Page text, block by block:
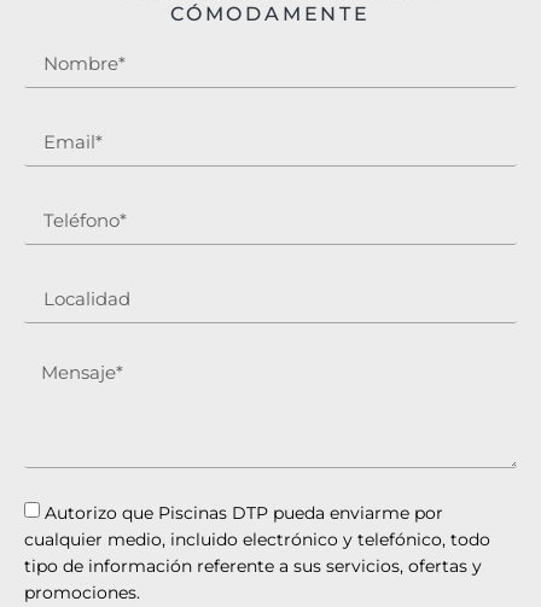
CÓMODAMENTE
Autorizo que Piscinas DTP pueda enviarme por
cualquier medio, incluido electrónico y telefónico, todo
tipo de información referente a sus servicios, ofertas y
promociones.